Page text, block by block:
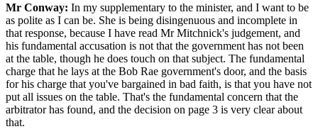
Mr Conway: In my supplementary to the minister, and I want to be
as polite as I can be. She is being disingenuous and incomplete in
that response, because I have read Mr Mitchnick's judgement, and
his fundamental accusation is not that the government has not been
at the table, though he does touch on that subject. The fundamental
charge that he lays at the Bob Rae government's door, and the basis
for his charge that you've bargained in bad faith, is that you have not
put all issues on the table. That's the fundamental concern that the
arbitrator has found, and the decision on page 3 is very clear about
that.